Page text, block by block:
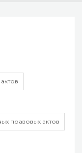
правовых актов